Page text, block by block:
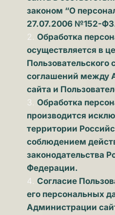
законом “О
27.07.2006 №152-
Обработка
осуществляется в
соглашений между
сайта и
Обработка
производится
территории
соблюдением
законодательства
Федерации.
Согласие
его персональных
Администрации